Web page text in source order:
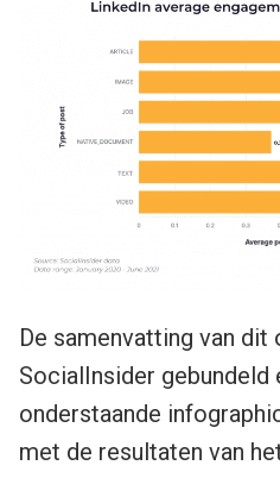
De samenvatting van
SocialInsider gebundeld
onderstaande
met de resultaten van